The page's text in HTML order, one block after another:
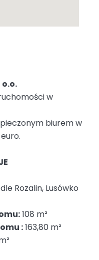
w
biurem w
Rozalin, Lusówko
108 m²
:163,80 m²